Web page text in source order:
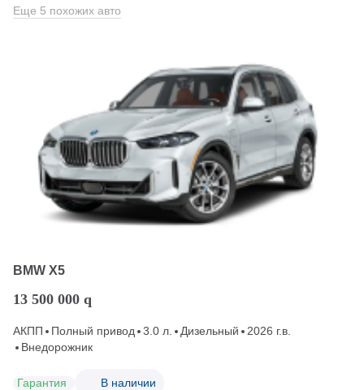
Еще 5 похожих авто
BMW X5
13 500 000 q
АКПП Полный привод 3.0 л. Дизельный
2026 г.в.
Внедорожник
Гарантия В наличии